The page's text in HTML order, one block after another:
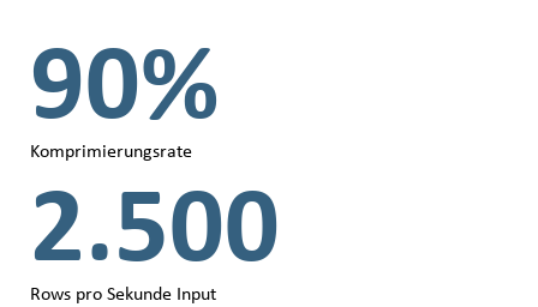
90%
Komprimierungsrate
2.500
Rows pro Sekunde Input